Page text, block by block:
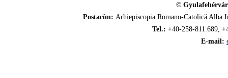
©
Postacím: Arhiepiscopia Romano-Catolică
Tel.: +40-258-811.689,
E-mail: